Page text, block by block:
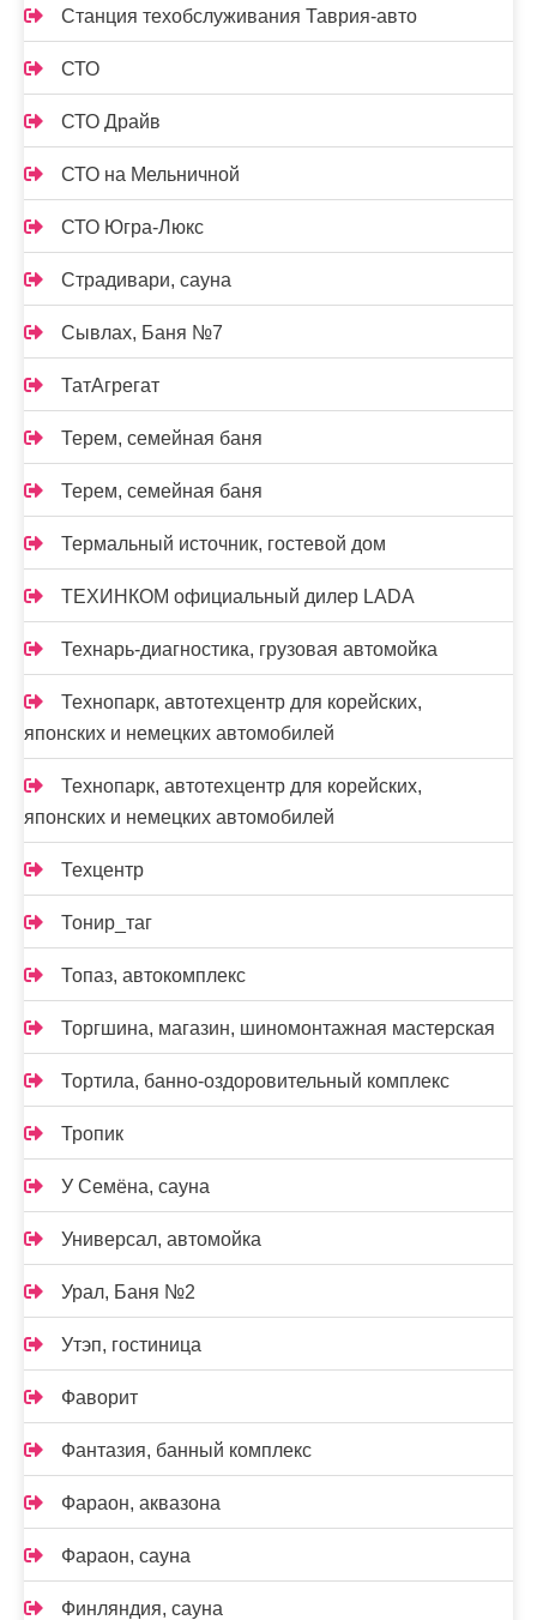
Станция техобслуживания Таврия-авто
СТО
СТО Драйв
СТО на Мельничной
СТО Югра-Люкс
Страдивари, сауна
Сывлах, Баня №7
ТатАгрегат
Терем, семейная баня
Терем, семейная баня
Термальный источник, гостевой дом
ТЕХИНКОМ официальный дилер LADA
Технарь-диагностика, грузовая автомойка
Технопарк, автотехцентр для корейских,
японских и немецких автомобилей
Технопарк, автотехцентр для корейских,
японских и немецких автомобилей
Техцентр
Тонир_таг
Топаз, автокомплекс
Торгшина, магазин, шиномонтажная мастерская
Тортила, банно-оздоровительный комплекс
Тропик
У Семёна, сауна
Универсал, автомойка
Урал, Баня №2
Утэп, гостиница
Фаворит
Фантазия, банный комплекс
Фараон, аквазона
Фараон, сауна
Финляндия, сауна